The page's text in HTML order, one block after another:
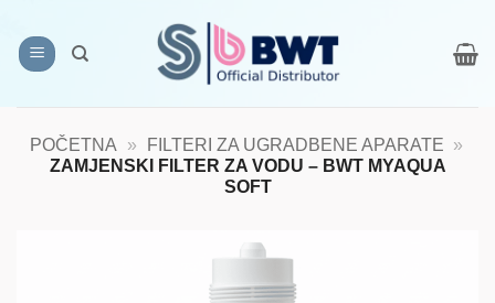
content
POČETNA » FILTERI ZA UGRADBENE APARATE »
ZAMJENSKI FILTER ZA VODU – BWT MYAQUA
SOFT